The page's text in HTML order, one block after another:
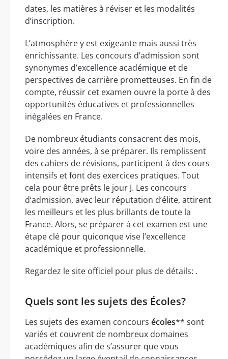
dates, les matières à réviser et les modalités
d’inscription.
L’atmosphère y est exigeante mais aussi très
enrichissante. Les concours d’admission sont
synonymes d’excellence académique et de
perspectives de carrière prometteuses. En fin de
compte, réussir cet examen ouvre la porte à des
opportunités éducatives et professionnelles
inégalées en France.
De nombreux étudiants consacrent des mois,
voire des années, à se préparer. Ils remplissent
des cahiers de révisions, participent à des cours
intensifs et font des exercices pratiques. Tout
cela pour être prêts le jour J. Les concours
d’admission, avec leur réputation d’élite, attirent
les meilleurs et les plus brillants de toute la
France. Alors, se préparer à cet examen est une
étape clé pour quiconque vise l’excellence
académique et professionnelle.
Regardez le site officiel pour plus de détails: .
Quels sont les sujets des Écoles?
Les sujets des examen concours écoles** sont
variés et couvrent de nombreux domaines
académiques afin de s’assurer que vous